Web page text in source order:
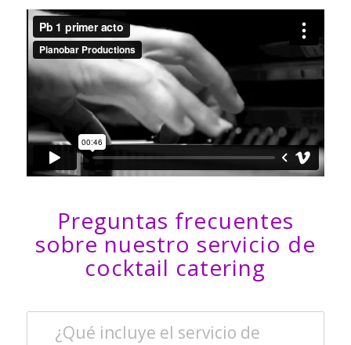
Preguntas frecuentes
sobre nuestro servicio de
cocktail catering
¿Qué incluye el servicio de